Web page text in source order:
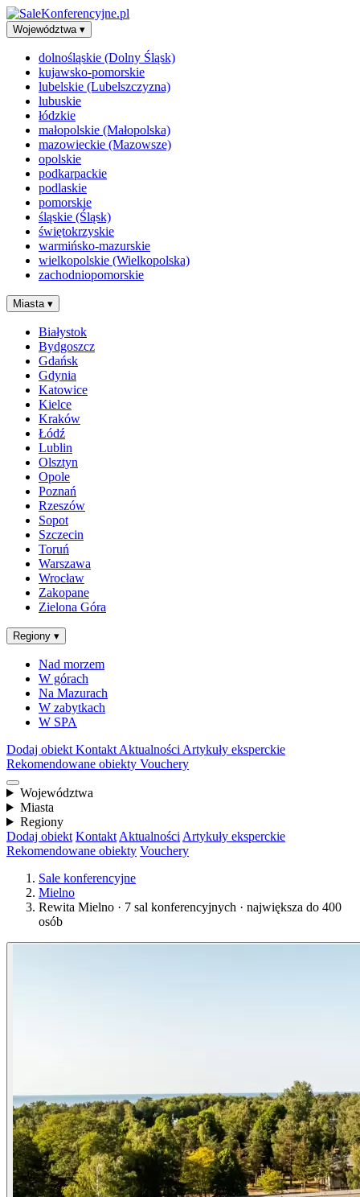
Województwa ▾
dolnośląskie (Dolny Śląsk)
kujawsko-pomorskie
lubelskie (Lubelszczyzna)
lubuskie
łódzkie
małopolskie (Małopolska)
mazowieckie (Mazowsze)
opolskie
podkarpackie
podlaskie
pomorskie
śląskie (Śląsk)
świętokrzyskie
warmińsko-mazurskie
wielkopolskie (Wielkopolska)
zachodniopomorskie
Miasta ▾
Białystok
Bydgoszcz
Gdańsk
Gdynia
Katowice
Kielce
Kraków
Łódź
Lublin
Olsztyn
Opole
Poznań
Rzeszów
Sopot
Szczecin
Toruń
Warszawa
Wrocław
Zakopane
Zielona Góra
Regiony ▾
Nad morzem
W górach
Na Mazurach
W zabytkach
W SPA
Dodaj obiekt Kontakt Aktualności Artykuły eksperckie
Rekomendowane obiekty Vouchery
Województwa
Miasta
Regiony
Dodaj obiekt Kontakt Aktualności Artykuły eksperckie
Rekomendowane obiekty Vouchery
Sale konferencyjne
Mielno
Rewita Mielno · 7 sal konferencyjnych · największa do 400
osób